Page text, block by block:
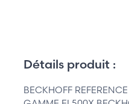
Détails produit :
BECKHOFF